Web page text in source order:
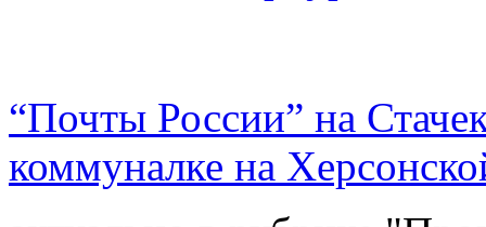
“Почты России” на
коммуналке на